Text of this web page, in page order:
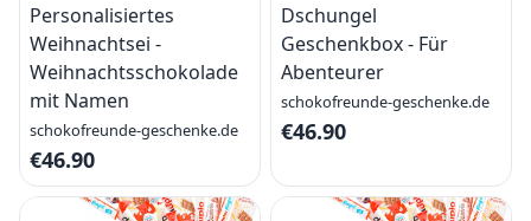
Personalisiertes
Weihnachtsei -
Weihnachtsschokolade
mit Namen
schokofreunde-geschenke.de
€46.90
Dschungel
Geschenkbox - Für
Abenteurer
schokofreunde-geschenke.de
€46.90